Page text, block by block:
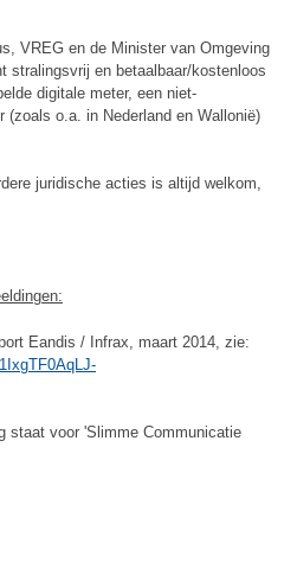
VREG en de Minister van Omgeving
stralingsvrij en betaalbaar/kostenloos
digitale meter, een niet-
(zoals o.a. in Nederland en Wallonië)
juridische acties is altijd welkom,
Eandis / Infrax, maart 2014, zie:
staat voor 'Slimme Communicatie